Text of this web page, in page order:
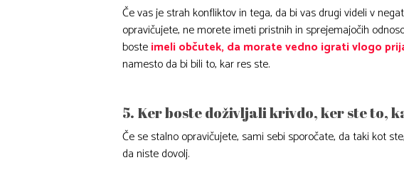
Če vas je strah konfliktov in tega, da bi vas drugi videli v
opravičujete, ne morete imeti pristnih in sprejemajočih
bosteimeli občutek, da morate vedno igrati vlogo
namesto da bi bili to, kar res ste.
5. Ker boste doživljali krivdo, ker ste to,
Če se stalno opravičujete, sami sebi sporočate, da taki kot
da niste dovolj.